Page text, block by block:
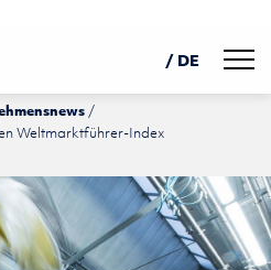
/ DE
中文
Weltmarktführer-Index